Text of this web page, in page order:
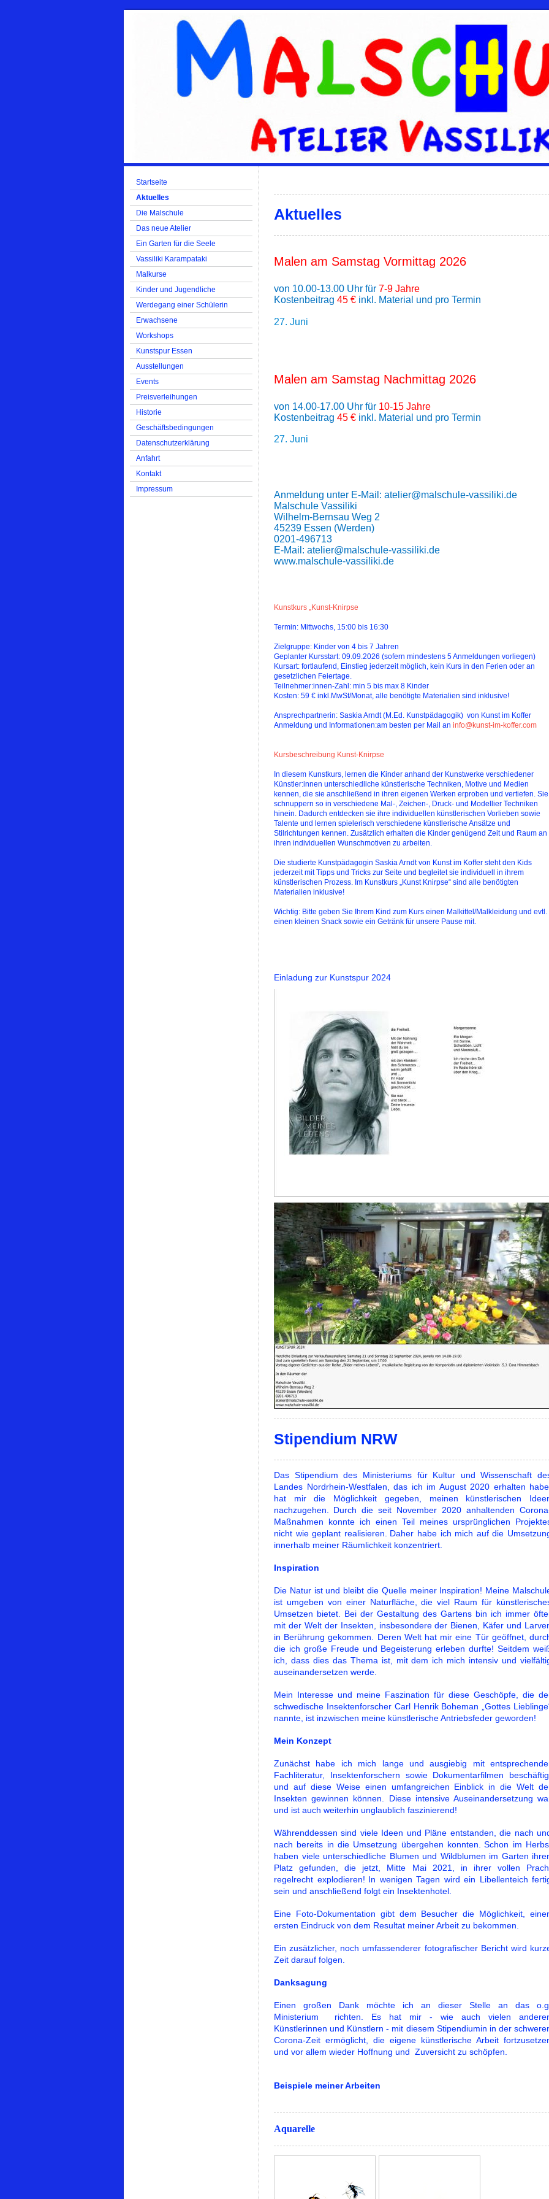
Startseite
Aktuelles
Die Malschule
Das neue Atelier
Ein Garten für die Seele
Vassiliki Karampataki
Malkurse
Kinder und Jugendliche
Werdegang einer Schülerin
Erwachsene
Workshops
Kunstspur Essen
Ausstellungen
Events
Preisverleihungen
Historie
Geschäftsbedingungen
Datenschutzerklärung
Anfahrt
Kontakt
Impressum
Aktuelles
Malen am Samstag Vormittag 2026
von 10.00-13.00 Uhr für 7-9 Jahre
Kostenbeitrag 45 € inkl. Material und pro Termin
27. Juni
Malen am Samstag Nachmittag 2026
von 14.00-17.00 Uhr für 10-15 Jahre
Kostenbeitrag 45 € inkl. Material und pro Termin
27. Juni
Anmeldung unter E-Mail: atelier@malschule-vassiliki.de
Malschule Vassiliki
Wilhelm-Bernsau Weg 2
45239 Essen (Werden)
0201-496713
E-Mail: atelier@malschule-vassiliki.de
www.malschule-vassiliki.de
Kunstkurs „Kunst-Knirpse
Termin: Mittwochs, 15:00 bis 16:30
Zielgruppe: Kinder von 4 bis 7 Jahren
Geplanter Kursstart: 09.09.2026 (sofern mindestens 5 Anmeldungen vorliegen)
Kursart: fortlaufend, Einstieg jederzeit möglich, kein Kurs in den Ferien oder an
gesetzlichen Feiertage.
Teilnehmer:innen-Zahl: min 5 bis max 8 Kinder
Kosten: 59 € inkl.MwSt/Monat, alle benötigte Materialien sind inklusive!
Ansprechpartnerin: Saskia Arndt (M.Ed. Kunstpädagogik) von Kunst im Koffer
Anmeldung und Informationen:am besten per Mail an info@kunst-im-koffer.com
Kursbeschreibung Kunst-Knirpse
In diesem Kunstkurs, lernen die Kinder anhand der Kunstwerke verschiedener
Künstler:innen unterschiedliche künstlerische Techniken, Motive und Medien
kennen, die sie anschließend in ihren eigenen Werken erproben und vertiefen. Sie
schnuppern so in verschiedene Mal-, Zeichen-, Druck- und Modellier Techniken
hinein. Dadurch entdecken sie ihre individuellen künstlerischen Vorlieben sowie
Talente und lernen spielerisch verschiedene künstlerische Ansätze und
Stilrichtungen kennen. Zusätzlich erhalten die Kinder genügend Zeit und Raum an
ihren individuellen Wunschmotiven zu arbeiten.
Die studierte Kunstpädagogin Saskia Arndt von Kunst im Koffer steht den Kids
jederzeit mit Tipps und Tricks zur Seite und begleitet sie individuell in ihrem
künstlerischen Prozess. Im Kunstkurs „Kunst Knirpse“ sind alle benötigten
Materialien inklusive!
Wichtig: Bitte geben Sie Ihrem Kind zum Kurs einen Malkittel/Malkleidung und evtl.
einen kleinen Snack sowie ein Getränk für unsere Pause mit.
Einladung zur Kunstspur 2024
Stipendium NRW
Das Stipendium des Ministeriums für Kultur und Wissenschaft
Landes Nordrhein-Westfalen, das ich im August 2020 erhalten habe,
hat mir die Möglichkeit gegeben, meinen künstlerischen
nachzugehen.
Durch die seit November 2020 anhaltenden
Maßnahmen konnte ich einen Teil meines ursprünglichen
nicht wie geplant realisieren.
Daher habe ich mich auf die
innerhalb meiner Räumlichkeit konzentriert.
Inspiration
Die Natur ist und bleibt die Quelle meiner Inspiration! Meine
ist umgeben von einer Naturfläche, die viel Raum für
Umsetzen bietet. Bei der Gestaltung des Gartens bin ich immer
mit der Welt der Insekten, insbesondere der Bienen, Käfer und
in Berührung gekommen. Deren Welt hat mir eine Tür geöffnet,
die ich große Freude und Begeisterung erleben durfte! Seitdem
ich, dass dies das Thema ist, mit dem ich mich intensiv und
auseinandersetzen werde.
Mein Interesse und meine Faszination für diese Geschöpfe, die
schwedische Insektenforscher Carl Henrik Boheman „Gottes
nannte, ist inzwischen meine künstlerische Antriebsfeder geworden!
Mein Konzept
Zunächst habe ich mich lange und ausgiebig mit
Fachliteratur, Insektenforschern sowie Dokumentarfilmen
und auf diese Weise einen umfangreichen Einblick in die Welt
Insekten gewinnen können. Diese intensive Auseinandersetzung
und ist auch weiterhin unglaublich faszinierend!
Währenddessen sind viele Ideen und Pläne entstanden, die nach
nach bereits in die Umsetzung übergehen konnten.
Schon im
haben viele unterschiedliche Blumen und Wildblumen im Garten
Platz gefunden, die jetzt, Mitte Mai 2021, in ihrer vollen
regelrecht explodieren! In wenigen Tagen wird ein Libellenteich
sein und anschließend folgt ein Insektenhotel.
Eine Foto-Dokumentation gibt dem Besucher die Möglichkeit,
ersten Eindruck von dem Resultat meiner Arbeit zu bekommen.
Ein zusätzlicher, noch umfassenderer fotografischer Bericht wird
Zeit darauf folgen.
Danksagung
Einen großen Dank möchte ich an dieser Stelle an das o.g.
Ministerium richten. Es hat mir - wie auch vielen
Künstlerinnen und Künstlern - mit diesem Stipendiumin in der
Corona-Zeit ermöglicht, die eigene künstlerische Arbeit
und vor allem wieder Hoffnung und Zuversicht zu schöpfen.
Beispiele meiner Arbeiten
Aquarelle